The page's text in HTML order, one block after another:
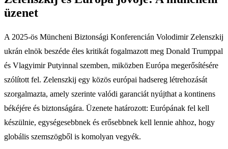
üzenet
A 2025-ös Müncheni Biztonsági Konferencián Volodimir Zelenszkij
ukrán elnök beszéde éles kritikát fogalmazott meg Donald Trumppal
és Vlagyimir Putyinnal szemben, miközben Európa megerősítésére
szólított fel. Zelenszkij egy közös európai hadsereg létrehozását
szorgalmazta, amely szerinte valódi garanciát nyújthat a kontinens
békéjére és biztonságára. Üzenete határozott: Európának fel kell
készülnie, egységesebbnek és erősebbnek kell lennie ahhoz, hogy
globális szemszögből is komolyan vegyék.